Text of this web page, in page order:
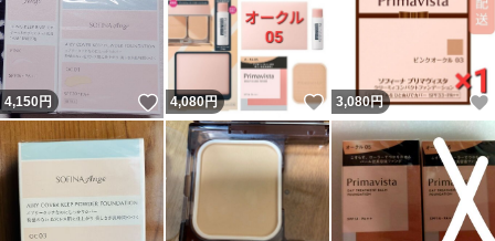
4,150円 いいね！
4,080円 いいね！
3,080円